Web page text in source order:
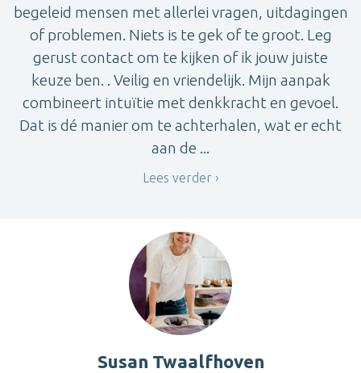
begeleid mensen met allerlei vragen, uitdagingen
of problemen. Niets is te gek of te groot. Leg
gerust contact om te kijken of ik jouw juiste
keuze ben. . Veilig en vriendelijk. Mijn aanpak
combineert intuïtie met denkkracht en gevoel.
Dat is dé manier om te achterhalen, wat er echt
aan de ...
Lees verder
Susan Twaalfhoven